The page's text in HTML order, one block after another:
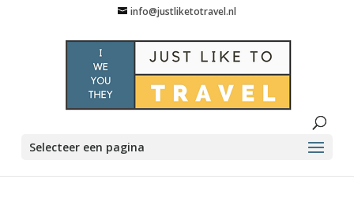
info@justliketotravel.nl
Selecteer een pagina